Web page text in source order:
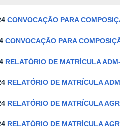
CONVOCAÇÃO PARA
CONVOCAÇÃO PARA
RELATÓRIO DE MATRÍCULA
RELATÓRIO DE MATRÍCULA
RELATÓRIO DE MATRÍCULA
RELATÓRIO DE MATRÍCULA